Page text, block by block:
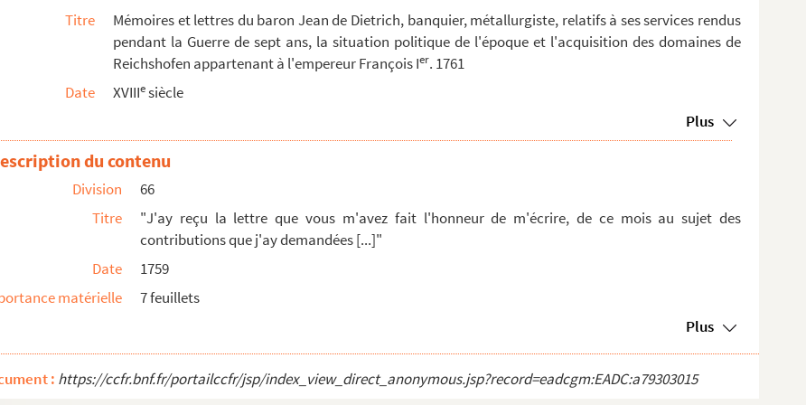
de metz Chambre de la Tournelle...
le Roy vient de rendre pour proroger jusq...
aux hôpitaux sédentaires"
les réponses à ce mémoire"
Vezel ne m'ont pas permis de suivre comme ...
sur Giessen"
M. de Broglie du S. de ce mois que la d...
aux troupes de l'armée commandée par M. l...
de m'écrire le X et en même temps que ...
du may sur la régie de l'habilleme...
d'arme blanche [...]"
reventes [...]"
Titre
Mémoires et lettres du baron Jean de Dietrich, banquier, métallurgiste, relatifs à ses services rendus
pendant la Guerre de sept ans, la situation politique de l'époque et l'acquisition des domaines de
Reichshofen appartenant à l'empereur François Ier. 1761
Date
XVIIIesiècle
Plus
du contenu
Division
66
Titre
"J'ay reçu la lettre que vous m'avez fait l'honneur de m'écrire, de ce mois au sujet des
contributions que j'ay demandées [...]"
Date
1759
matérielle
7 feuillets
Plus
: https://ccfr.bnf.fr/portailccfr/jsp/index_view_direct_anonymous.jsp?record=eadcgm:EADC:a79303015